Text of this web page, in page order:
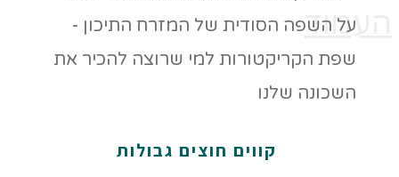
העמוד
קווים חוצים גבולות